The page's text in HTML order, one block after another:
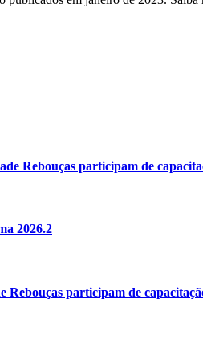
Rebouças participam de
2026.2
Rebouças participam de